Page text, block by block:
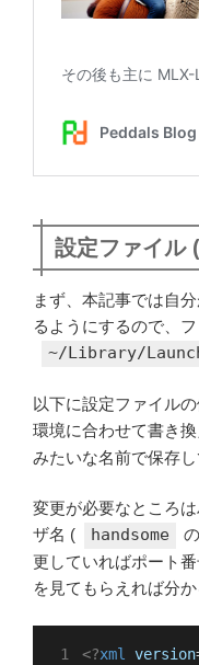
設定ファイル
まず、本記事では自
るようにするので、
~/Library/
以下に設定ファイル
環境に合わせて書き換
みたいな名前で保存し
変更が必要なところ
ザ名 (
handsome
更していればポート
を見てもらえれば分か
<?xml version